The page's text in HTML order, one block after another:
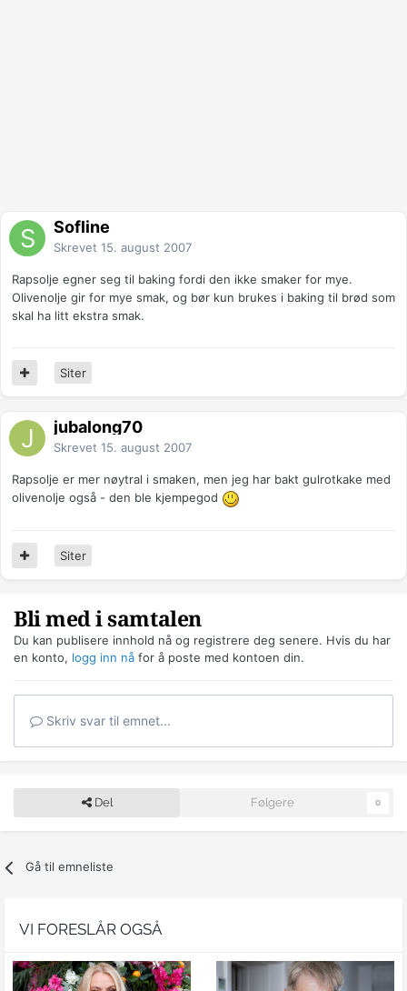
Sofline
Skrevet 15. august 2007
Rapsolje egner seg til baking fordi den ikke smaker for mye.
Olivenolje gir for mye smak, og bør kun brukes i baking til brød som
skal ha litt ekstra smak.
Siter
jubalong70
Skrevet 15. august 2007
Rapsolje er mer nøytral i smaken, men jeg har bakt gulrotkake med
olivenolje også - den ble kjempegod
Siter
Bli med i samtalen
Du kan publisere innhold nå og registrere deg senere. Hvis du har
en konto, logg inn nå for å poste med kontoen din.
Skriv svar til emnet...
Del Følgere 0
Gå til emneliste
VI FORESLÅR OGSÅ